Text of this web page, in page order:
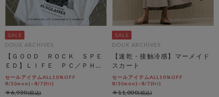
DOUX ARCHIVES
【ＧＯＯＤ ＲＯＣＫ ＳＰＥ
ＥＤ】ＬＩＦＥ ＰＣ／ＰＨＯ
ＴＥ ＴＥＥ
セールアイテムALL10%OFF
8/3(mon)~8/7(fri)
￥6,930
DOUX ARCHIVES
【速乾・接触冷感】マーメイド
スカート
セールアイテムALL10%OFF
8/3(mon)~8/7(fri)
￥11,000